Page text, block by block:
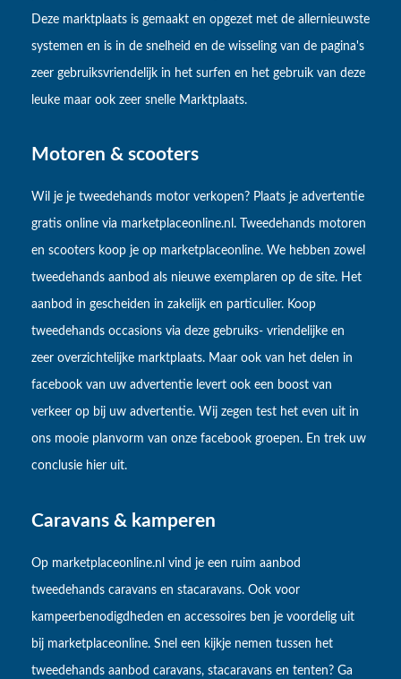
Deze marktplaats is gemaakt en opgezet met de allernieuwste
systemen en is in de snelheid en de wisseling van de pagina's
zeer gebruiksvriendelijk in het surfen en het gebruik van deze
leuke maar ook zeer snelle Marktplaats.
Motoren & scooters
Wil je je tweedehands motor verkopen? Plaats je advertentie
gratis online via marketplaceonline.nl. Tweedehands motoren
en scooters koop je op marketplaceonline. We hebben zowel
tweedehands aanbod als nieuwe exemplaren op de site. Het
aanbod in gescheiden in zakelijk en particulier. Koop
tweedehands occasions via deze gebruiks- vriendelijke en
zeer overzichtelijke marktplaats. Maar ook van het delen in
facebook van uw advertentie levert ook een boost van
verkeer op bij uw advertentie. Wij zegen test het even uit in
ons mooie planvorm van onze facebook groepen. En trek uw
conclusie hier uit.
Caravans & kamperen
Op marketplaceonline.nl vind je een ruim aanbod
tweedehands caravans en stacaravans. Ook voor
kampeerbenodigdheden en accessoires ben je voordelig uit
bij marketplaceonline. Snel een kijkje nemen tussen het
tweedehands aanbod caravans, stacaravans en tenten? Ga